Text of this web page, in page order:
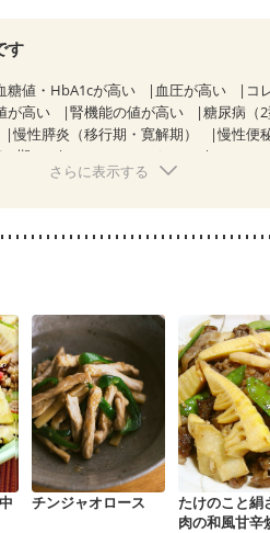
す
糖値・HbA1cが高い 血圧が高い
コ
が高い 腎機能の値が高い 糖尿病（2
慢性膵炎（移行期・寛解期） 慢性便
期） CKD（ステージ１）
CKD（
乳がん（ホルモン療法中）
さらに表示する
チンジャオロース
たけのこと絹
肉の和風甘辛